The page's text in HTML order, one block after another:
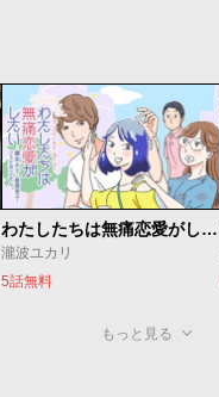
わたしたちは無痛恋愛がしたい 〜鍵垢女子と星屑男子とフェミおじさん〜
瀧波ユカリ
5話無料
もっと見る